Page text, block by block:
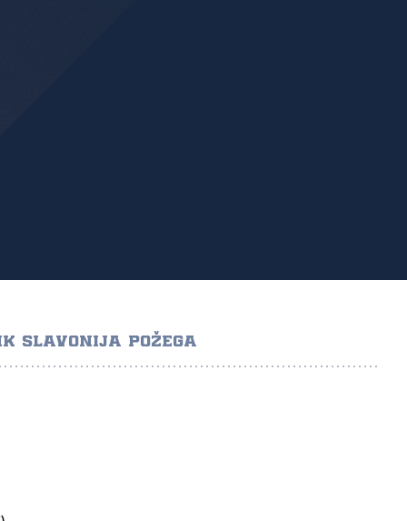
SLAVONIJA POŽEGA